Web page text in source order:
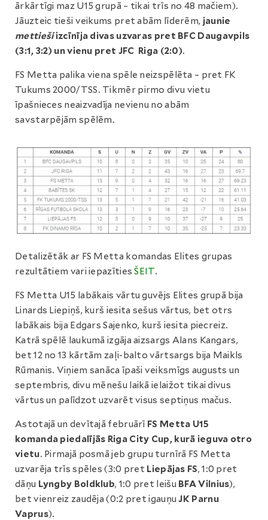
ārkārtīgi maz U15 grupā – tikai trīs no 48 mačiem).
Jāuzteic tieši veikums pret abām līderēm, jaunie
mettiešiizcīnīja divas uzvaras pret BFC Daugavpils
(3:1, 3:2) un vienu pret JFC Riga (2:0).
FS Metta palika viena spēle neizspēlēta – pret FK
Tukums 2000/TSS. Tikmēr pirmo divu vietu
īpašnieces neaizvadīja nevienu no abām
savstarpējām spēlēm.
Detalizētāk ar FS Metta komandas Elites grupas
rezultātiem vari iepazītiesŠEIT.
FS Metta U15 labākais vārtu guvējs Elites grupā bija
Linards Liepiņš, kurš iesita sešus vārtus, bet otrs
labākais bija Edgars Sajenko, kurš iesita piecreiz.
Katrā spēlē laukumā izgāja aizsargs Alans Kangars,
bet 12 no 13 kārtām zaļi-balto vārtsargs bija Maikls
Rūmanis. Viņiem sanāca īpaši veiksmīgs augusts un
septembris, divu mēnešu laikā ielaižot tikai divus
vārtus un palīdzot uzvarēt visus septiņus mačus.
Astotajā un devītajā februārī FS Metta U15
komanda piedalījās Riga City Cup, kurā ieguva otro
vietu. Pirmajā posmā jeb grupu turnīrā FS Metta
uzvarēja trīs spēles (3:0 pret Liepājas FS, 1:0 pret
dāņu Lyngby Boldklub, 1:0 pret leišu BFA Vilnius),
bet vienreiz zaudēja (0:2 pret igauņuJK Parnu
Vaprus).